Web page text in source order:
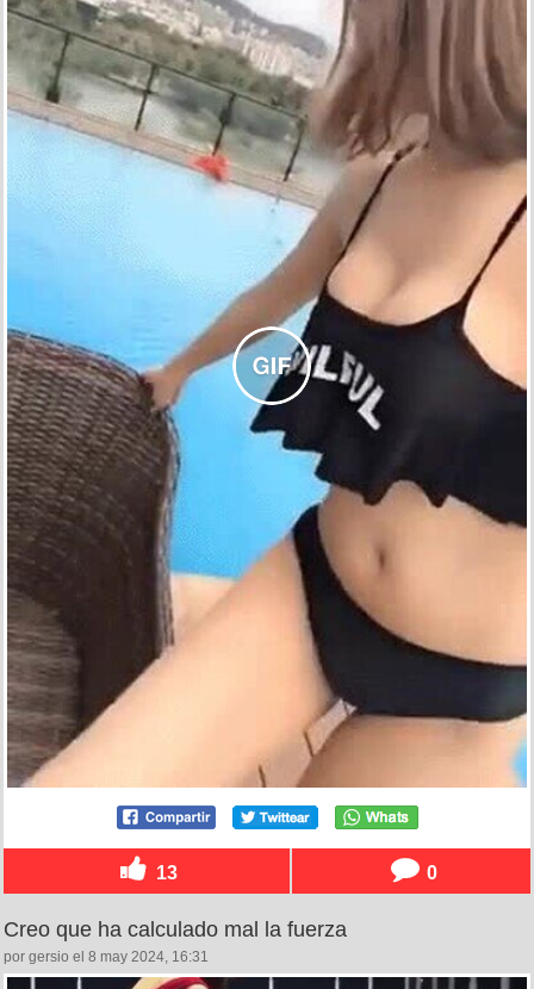
13 0
Creo que ha calculado mal la fuerza
por gersio el 8 may 2024, 16:31